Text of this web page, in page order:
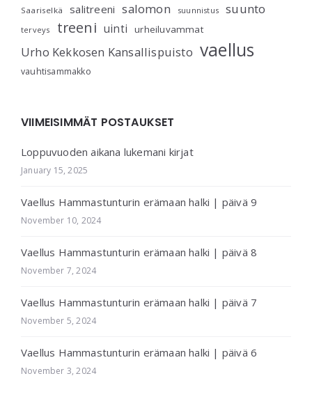
Saariselkä
salitreeni salomon suunnistus suunto
terveys treeni uinti urheiluvammat
Urho Kekkosen Kansallispuisto vaellus
vauhtisammakko
VIIMEISIMMÄT POSTAUKSET
Loppuvuoden aikana lukemani kirjat
January 15, 2025
Vaellus Hammastunturin erämaan halki | päivä 9
November 10, 2024
Vaellus Hammastunturin erämaan halki | päivä 8
November 7, 2024
Vaellus Hammastunturin erämaan halki | päivä 7
November 5, 2024
Vaellus Hammastunturin erämaan halki | päivä 6
November 3, 2024